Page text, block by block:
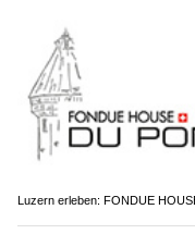
Luzern erleben: FONDUE